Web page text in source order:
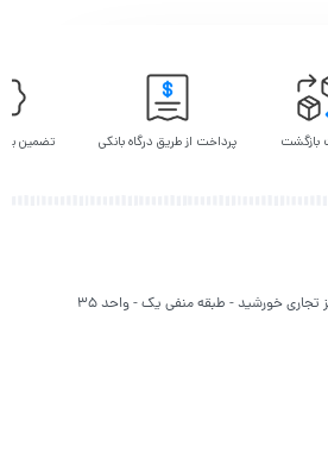
بازگشت پرداخت از طریق درگاه بانکی تضمین
تجاری خورشید - طبقه منفی یک - واحد 35